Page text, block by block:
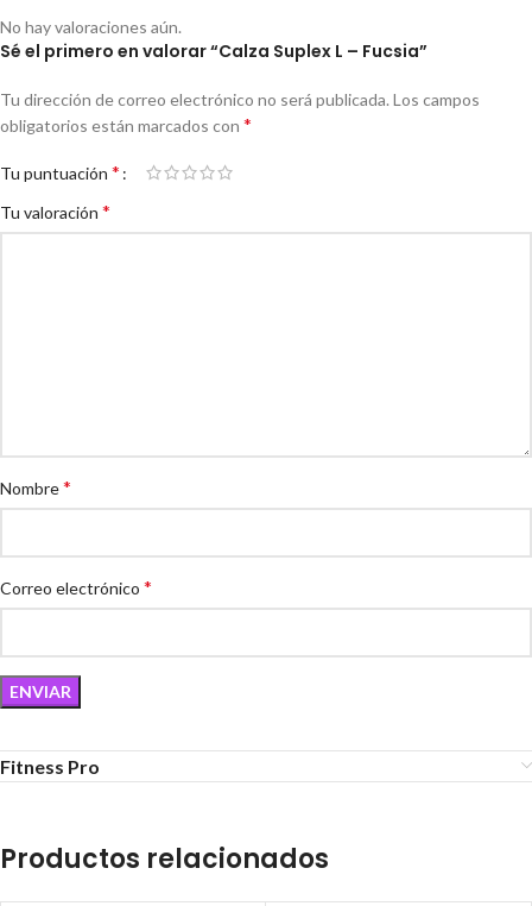
No hay valoraciones aún.
Sé el primero en valorar “Calza Suplex L – Fucsia”
Tu dirección de correo electrónico no será publicada. Los campos
obligatorios están marcados con *
Tu puntuación *
Tu valoración *
Nombre*
Correo electrónico *
Fitness Pro
Productos relacionados